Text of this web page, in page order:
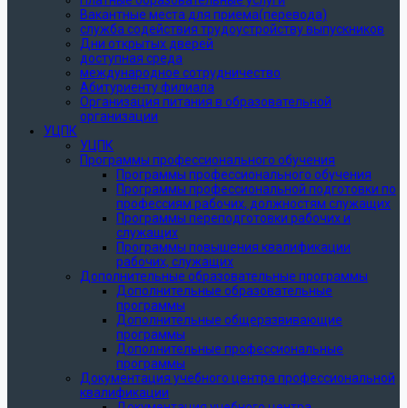
Вакантные места для приема(перевода)
служба содействия трудоустройству выпускников
Дни открытых дверей
доступная среда
международное сотрудничество
Абитуриенту филиала
Организация питания в образовательной
организации
УЦПК
УЦПК
Программы профессионального обучения
Программы профессионального обучения
Программы профессиональной подготовки по
профессиям рабочих, должностям служащих
Программы переподготовки рабочих и
служащих
Программы повышения квалификации
рабочих, служащих
Дополнительные образовательные программы
Дополнительные образовательные
программы
Дополнительные общеразвивающие
программы
Дополнительные профессиональные
программы
Документация учебного центра профессиональной
квалификации